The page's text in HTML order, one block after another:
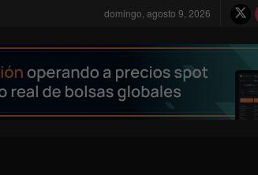
domingo, agosto 9, 2026